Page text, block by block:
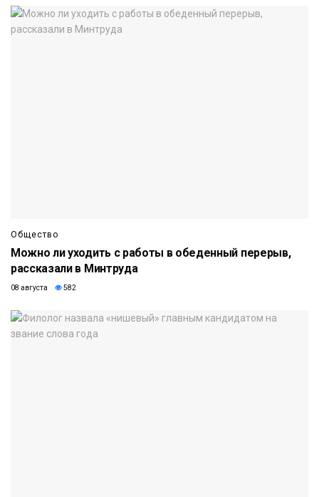
Общество
Можно ли уходить с работы в обеденный перерыв,
рассказали в Минтруда
08 августа 582